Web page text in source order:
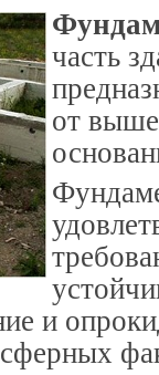
часть
от
и